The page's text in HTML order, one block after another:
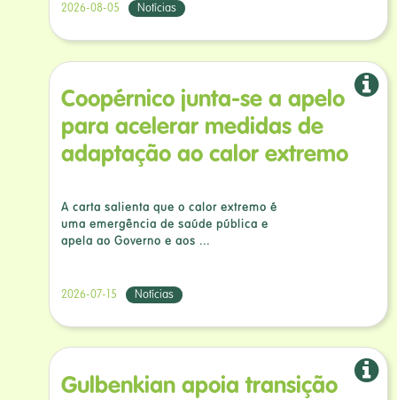
2026-08-05 Notícias
Coopérnico junta-se a apelo
para acelerar medidas de
adaptação ao calor extremo
A carta salienta que o calor extremo é
uma emergência de saúde pública e
apela ao Governo e aos ...
2026-07-15 Notícias
Gulbenkian apoia transição